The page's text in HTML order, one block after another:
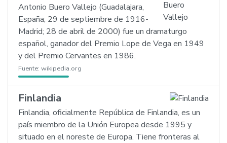
Antonio Buero Vallejo (Guadalajara,
España; 29 de septiembre de 1916-
Madrid; 28 de abril de 2000) fue un dramaturgo
español, ganador del Premio Lope de Vega en 1949
y del Premio Cervantes en 1986.
Fuente: wikipedia.org
Finlandia
Finlandia, oficialmente República de Finlandia, es un
país miembro de la Unión Europea desde 1995 y
situado en el noreste de Europa. Tiene fronteras al